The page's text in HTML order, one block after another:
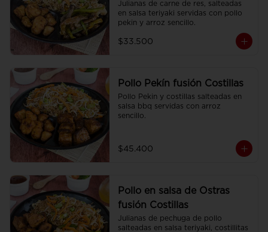
Julianas de carne de res, salteadas
en salsa teriyaki servidas con pollo
pekin y arroz sencillo.
$33.500
Pollo Pekín fusión Costillas
Pollo Pekin y costillas salteadas en
salsa bbq servidas con arroz
sencillo.
$45.400
Pollo en salsa de Ostras
fusión Costillas
Julianas de pechuga de pollo
salteadas en salsa teriyaki, costillitas